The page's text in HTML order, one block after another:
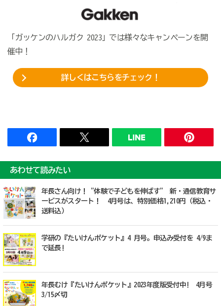
「ガッケンのハルガク 2023」では様々なキャンペーンを開
催中！
詳しくはこちらをチェック！
あわせて読みたい
年長さん向け！ "体験で子どもを伸ばす” 新・通信教育サ
ービスがスタート！ 4月号は、特別価格1,210円（税込・
送料込）
学研の『たいけんポケット』4 月号。申込み受付を 4/9ま
で延長!
年長むけ『たいけんポケット』2023年度版受付中! 4月号
3/15〆切